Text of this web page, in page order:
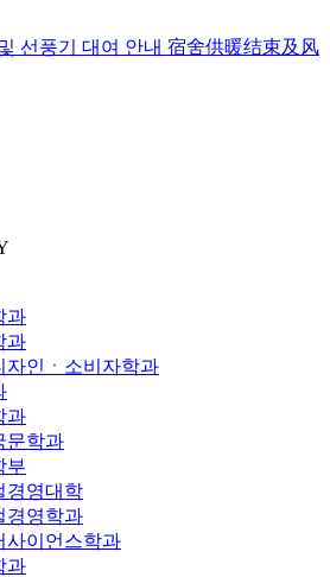
선풍기 대여 안내 宿舍供暖结束及风
과
과
자인ㆍ소비자학과
과
문학과
부
경영대학
경영학과
사이언스학과
과